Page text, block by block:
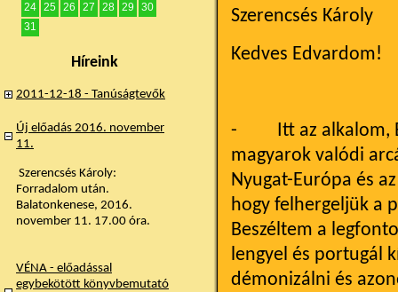
24 25 26 27 28 29
30
31
Híreink
2011-12-18 - Tanúságtevők
Új előadás 2016. november
11.
Szerencsés Károly:
Forradalom után.
Balatonkenese, 2016.
november 11. 17.00 óra.
VÉNA - előadással
egybekötött könyvbemutató
Szerencsés Károly
Kedves Edvardom!
- Itt az alkalom,
magyarok valódi
Nyugat-Európa és
hogy felhergeljük a
Beszéltem a
lengyel és portugál
démonizálni és